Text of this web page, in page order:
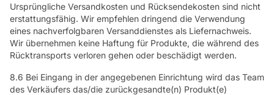
Ursprüngliche Versandkosten und Rücksendekosten sind nicht
erstattungsfähig. Wir empfehlen dringend die Verwendung
eines nachverfolgbaren Versanddienstes als Liefernachweis.
Wir übernehmen keine Haftung für Produkte, die während des
Rücktransports verloren gehen oder beschädigt werden.
8.6 Bei Eingang in der angegebenen Einrichtung wird das Team
des Verkäufers das/die zurückgesandte(n) Produkt(e)